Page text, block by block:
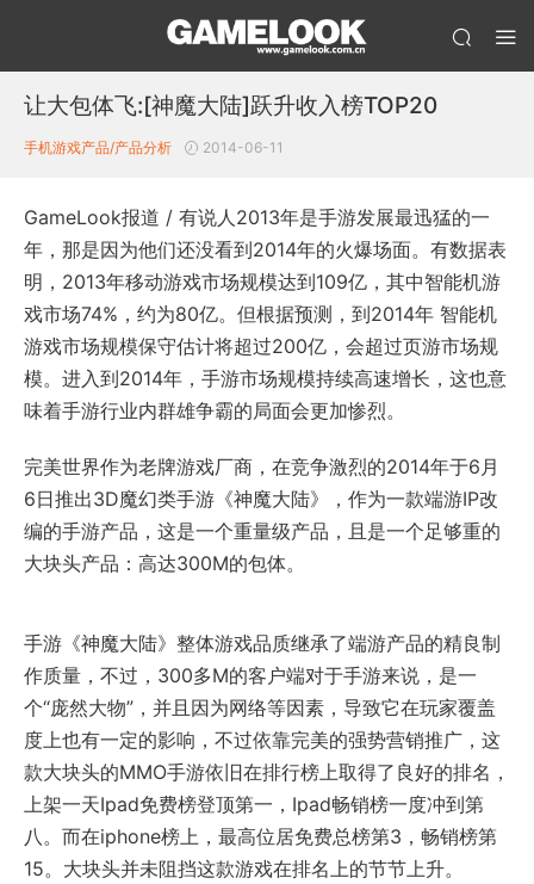
让大包体飞:[神魔大陆]跃升收入榜TOP20
手机游戏产品/产品分析 2014-06-11
GameLook报道 / 有说人2013年是手游发展最迅猛的一
年，那是因为他们还没看到2014年的火爆场面。有数据表
明，2013年移动游戏市场规模达到109亿，其中智能机游
戏市场74%，约为80亿。但根据预测，到2014年 智能机
游戏市场规模保守估计将超过200亿，会超过页游市场规
模。进入到2014年，手游市场规模持续高速增长，这也意
味着手游行业内群雄争霸的局面会更加惨烈。
完美世界作为老牌游戏厂商，在竞争激烈的2014年于6月
6日推出3D魔幻类手游《神魔大陆》，作为一款端游IP改
编的手游产品，这是一个重量级产品，且是一个足够重的
大块头产品：高达300M的包体。
手游《神魔大陆》整体游戏品质继承了端游产品的精良制
作质量，不过，300多M的客户端对于手游来说，是一
个“庞然大物”，并且因为网络等因素，导致它在玩家覆盖
度上也有一定的影响，不过依靠完美的强势营销推广，这
款大块头的MMO手游依旧在排行榜上取得了良好的排名，
上架一天Ipad免费榜登顶第一，Ipad畅销榜一度冲到第
八。而在iphone榜上，最高位居免费总榜第3，畅销榜第
15。大块头并未阻挡这款游戏在排名上的节节上升。